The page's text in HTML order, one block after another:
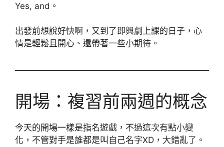
Yes, and。
出發前想說好快啊，又到了即興劇上課的日子，心
情是輕鬆且開心、還帶著一些小期待。
開場：複習前兩週的概念
今天的開場一樣是指名遊戲，不過這次有點小變
化，不管對手是誰都是叫自己名字XD，大錯亂了。